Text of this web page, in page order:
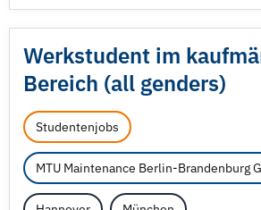
Werkstudent im
Bereich (all genders)
Studentenjobs
MTU Maintenance Berlin-Brandenburg